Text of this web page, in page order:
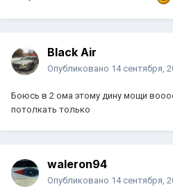
Black Air
Опубликовано 14 сентября,
Боюсь в 2 ома этому дину мощи
потолкать только
waleron94
Опубликовано 14 сентября,